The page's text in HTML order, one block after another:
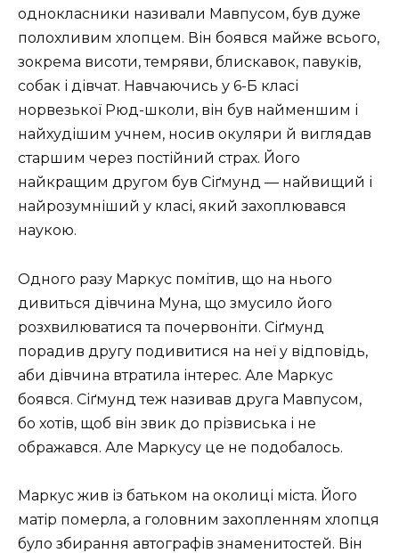
однокласники називали Мавпусом, був дуже
полохливим хлопцем. Він боявся майже всього,
зокрема висоти, темряви, блискавок, павуків,
собак і дівчат. Навчаючись у 6-Б класі
норвезької Рюд-школи, він був найменшим і
найхудішим учнем, носив окуляри й виглядав
старшим через постійний страх. Його
найкращим другом був Сіґмунд — найвищий і
найрозумніший у класі, який захоплювався
наукою.
Одного разу Маркус помітив, що на нього
дивиться дівчина Муна, що змусило його
розхвилюватися та почервоніти. Сіґмунд
порадив другу подивитися на неї у відповідь,
аби дівчина втратила інтерес. Але Маркус
боявся. Сіґмунд теж називав друга Мавпусом,
бо хотів, щоб він звик до прізвиська і не
ображався. Але Маркусу це не подобалось.
Маркус жив із батьком на околиці міста. Його
матір померла, а головним захопленням хлопця
було збирання автографів знаменитостей. Він